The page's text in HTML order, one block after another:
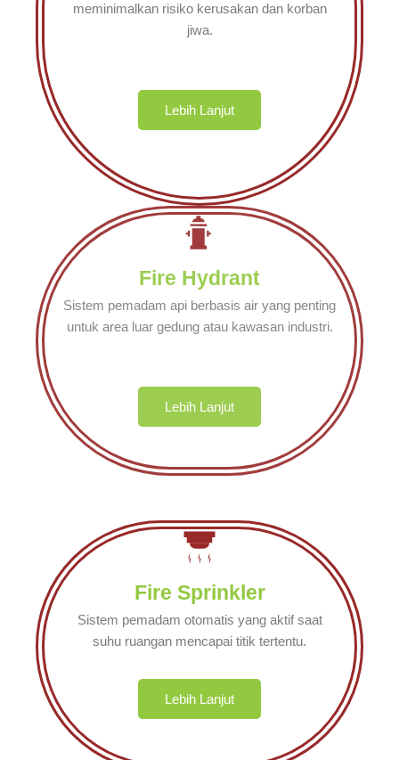
meminimalkan risiko kerusakan dan korban
jiwa.
Lebih Lanjut
Fire Hydrant
Sistem pemadam api berbasis air yang penting
untuk area luar gedung atau kawasan industri.
Lebih Lanjut
Fire Sprinkler
Sistem pemadam otomatis yang aktif saat
suhu ruangan mencapai titik tertentu.
Lebih Lanjut